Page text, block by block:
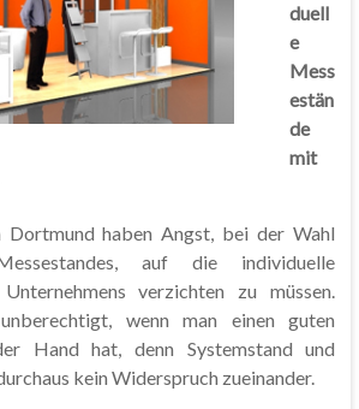
duell
e
Mess
estän
de
mit
Dortmund haben Angst, bei der Wahl
auf die individuelle
verzichten zu müssen.
wenn man einen guten
Hand hat, denn Systemstand und
kein Widerspruch zueinander.